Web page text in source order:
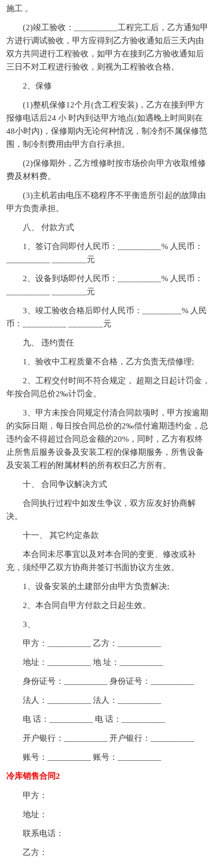
施工 。
(2)竣工验收：__________工程完工后，乙方通知甲
方进行调试验收，甲方应得到乙方验收通知后三天内由
双方共同进行工程验收，如甲方在接到乙方验收通知后
三日不对工程进行验收，则视为工程验收合格。
2、保修
(1)整机保修12个月(含工程安装)，乙方在接到甲方
报修电话后24 小 时内到达甲方地点(如遇晚上时间则在
48小时内)，保修期内无论何种情况，制冷剂不属保修范
围，制冷剂费用由甲方自行承担。
(2)保修期外，乙方维修时按市场价向甲方收取维修
费及材料费。
(3)主机若由电压不稳程序不平衡造所引起的故障由
甲方负责承担。
八、 付款方式
1、签订合同即付人民币：__________% 人民币：
__________ ________元
2、设备到场即付人民币：__________% 人民币：
__________ ________元
3、竣工验收合格后即付人民币：_________% 人民
币：__________ ________元
九、 违约责任
1、验收中工程质量不合格，乙方负责无偿修理;
2、工程交付时间不符合规定， 超期之日起计罚金，
年按合同总价2‰计罚金。
3、甲方未按合同规定付清合同款项时，甲方按逾期
的实际日期，每日按合同总价的2‰偿付逾期违约金，总
违约金不得超过合同总金额的20%，同时，乙方有权终
止所售后服务设备及安装工程的保修期服务，所售设备
及安装工程的附属材料的所有权归乙方所有。
十、 合同争议解决方式
合同执行过程中如发生争议，双方应友好协商解
决。
十一、 其它约定条款
本合同未尽事宜以及对本合同的变更、修改或补
充，须经甲乙双方协商并签订书面协议方生效。
1、设备安装的土建部分由甲方负责解决;
2、本合同自甲方付款之日起生效。
3、
甲方：__________ 乙方：__________
地址：__________ 地 址：__________
身份证号：__________ 身份证号：__________
法人：__________ 法人：__________
电 话：__________ 电 话：__________
开户银行：__________ 开户银行：__________
账号：__________ 账号：__________
冷库销售合同2
甲方：
地址：
联系电话：
乙方：